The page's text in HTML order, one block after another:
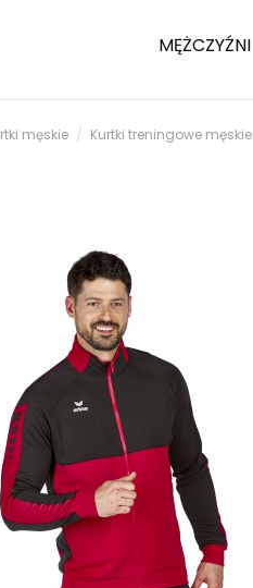
MĘŻCZYŹNI
męskie Kurtki treningowe męskie